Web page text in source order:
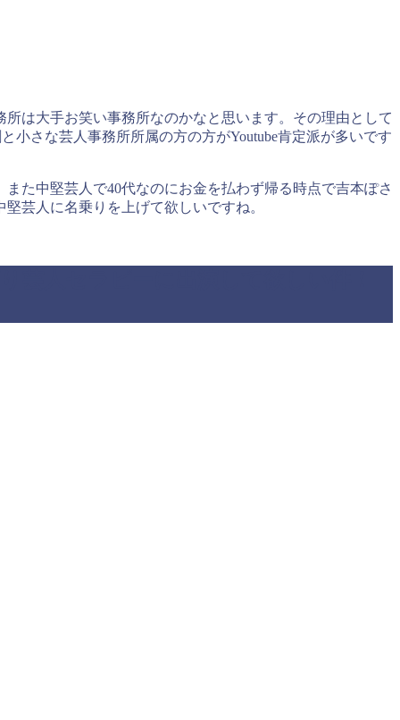
は大手お笑い事務所なのかなと思います。その理由として
小さな芸人事務所所属の方の方がYoutube肯定派が多いです
た中堅芸人で40代なのにお金を払わず帰る時点で吉本ぽさ
芸人に名乗りを上げて欲しいですね。